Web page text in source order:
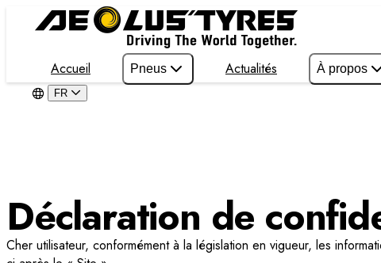
Accueil Pneus Actualités À propos
FR
Déclaration de
Cher utilisateur, conformément à la législation en vigueur, les